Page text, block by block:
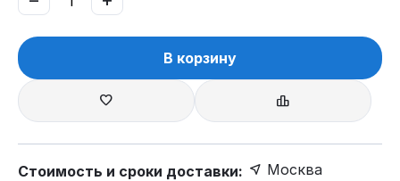
В корзину
Стоимость и сроки доставки:
Москва